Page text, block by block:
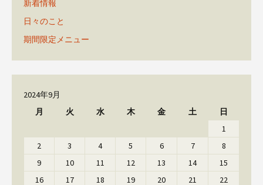
新着情報
日々のこと
期間限定メニュー
2024年9月
月
火 水 木 金 土 日
1
2
3 4 5 6 7
8
9
10 11 12 13 14
15
16
17 18 19 20 21
22